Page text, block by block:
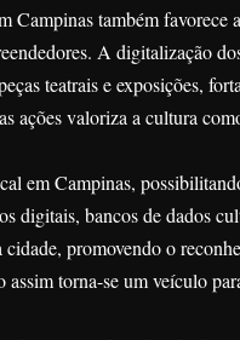
Campinas também favorece
A digitalização
teatrais e exposições,
ações valoriza a cultura
em Campinas,
digitais, bancos de dados
promovendo o
torna-se um veículo